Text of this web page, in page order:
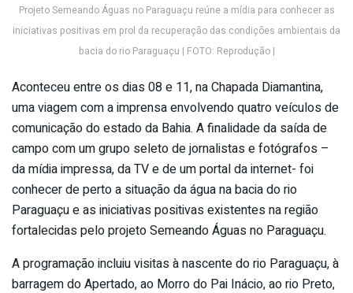
Projeto Semeando Águas no Paraguaçu reúne a mídia para conhecer as
iniciativas positivas em prol da recuperação das condições ambientais da
bacia do rio Paraguaçu | FOTO: Reprodução |
Aconteceu entre os dias 08 e 11, na Chapada Diamantina,
uma viagem com a imprensa envolvendo quatro veículos de
comunicação do estado da Bahia. A finalidade da saída de
campo com um grupo seleto de jornalistas e fotógrafos –
da mídia impressa, da TV e de um portal da internet- foi
conhecer de perto a situação da água na bacia do rio
Paraguaçu e as iniciativas positivas existentes na região
fortalecidas pelo projeto Semeando Águas no Paraguaçu.
A programação incluiu visitas à nascente do rio Paraguaçu, à
barragem do Apertado, ao Morro do Pai Inácio, ao rio Preto,